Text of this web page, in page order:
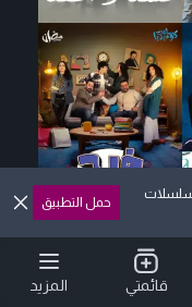
حمل التطبيق
قائمتي المزيد